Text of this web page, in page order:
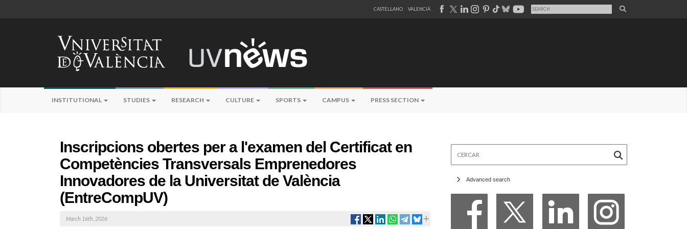
CASTELLANO VALENCIÀ
INSTITUTIONAL STUDIES RESEARCH CULTURE SPORTS CAMPUS PRESS SECTION
Inscripcions obertes per a l'examen del Certificat en
Competències Transversals Emprenedores
Innovadores de la Universitat de València
(EntreCompUV)
March 16th, 2026
Advanced search